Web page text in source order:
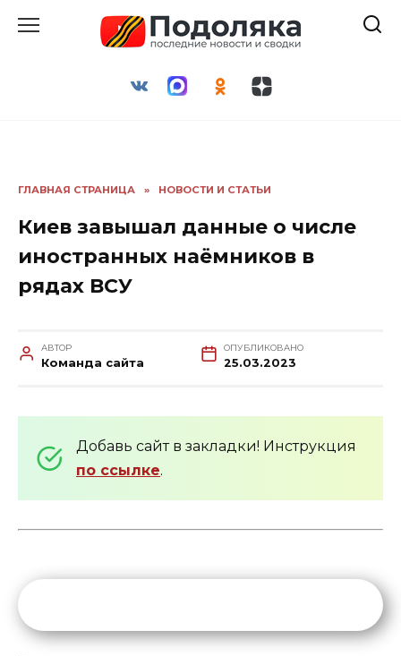
ГЛАВНАЯ СТРАНИЦА » НОВОСТИ И СТАТЬИ
Киев завышал данные о числе
иностранных наёмников в
рядах ВСУ
АВТОР
Команда сайта
ОПУБЛИКОВАНО
25.03.2023
Добавь сайт в закладки! Инструкция
по ссылке.